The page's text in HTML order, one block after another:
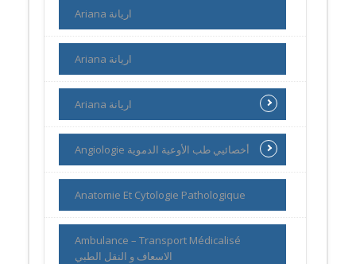
Ariana اريانة
Ariana اريانة
Ariana اريانة
Angiologie أخصائيي طب الأوعية الدموية
Anatomie Et Cytologie Pathologique
Ambulance – Transport Médicalisé
الاسعاف و النقل الطبي